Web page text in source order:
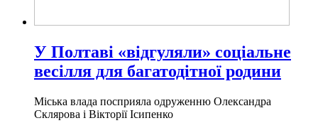
У Полтаві «відгуляли» соціальне
весілля для багатодітної родини
Міська влада посприяла одруженню Олександра
Склярова і Вікторії Ісипенко